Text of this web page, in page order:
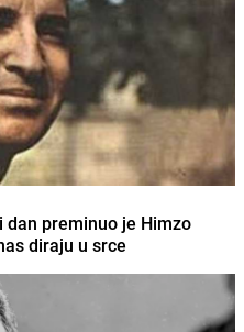
dan preminuo je Himzo
diraju u srce